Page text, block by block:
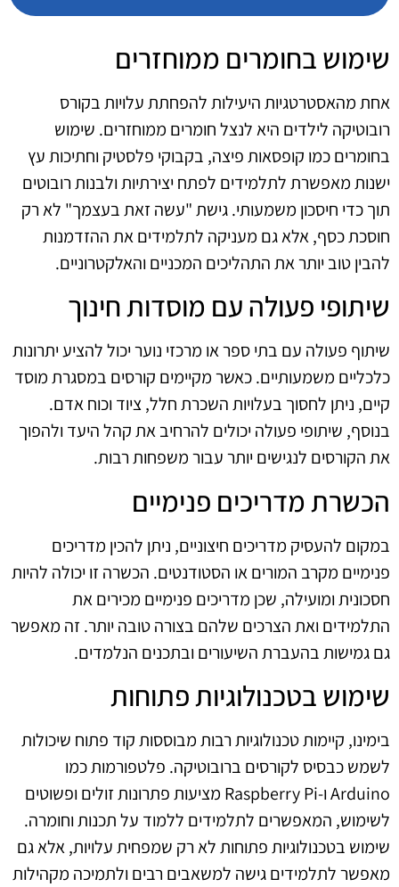
שימוש בחומרים ממוחזרים
אחת מהאסטרטגיות היעילות להפחתת עלויות בקורס
רובוטיקה לילדים היא לנצל חומרים ממוחזרים. שימוש
בחומרים כמו קופסאות פיצה, בקבוקי פלסטיק וחתיכות עץ
ישנות מאפשרת לתלמידים לפתח יצירתיות ולבנות רובוטים
תוך כדי חיסכון משמעותי. גישת "עשה זאת בעצמך" לא רק
חוסכת כסף, אלא גם מעניקה לתלמידים את ההזדמנות
להבין טוב יותר את התהליכים המכניים והאלקטרוניים.
שיתופי פעולה עם מוסדות חינוך
שיתוף פעולה עם בתי ספר או מרכזי נוער יכול להציע יתרונות
כלכליים משמעותיים. כאשר מקיימים קורסים במסגרת מוסד
קיים, ניתן לחסוך בעלויות השכרת חלל, ציוד וכוח אדם.
בנוסף, שיתופי פעולה יכולים להרחיב את קהל היעד ולהפוך
את הקורסים לנגישים יותר עבור משפחות רבות.
הכשרת מדריכים פנימיים
במקום להעסיק מדריכים חיצוניים, ניתן להכין מדריכים
פנימיים מקרב המורים או הסטודנטים. הכשרה זו יכולה להיות
חסכונית ומועילה, שכן מדריכים פנימיים מכירים את
התלמידים ואת הצרכים שלהם בצורה טובה יותר. זה מאפשר
גם גמישות בהעברת השיעורים ובתכנים הנלמדים.
שימוש בטכנולוגיות פתוחות
בימינו, קיימות טכנולוגיות רבות מבוססות קוד פתוח שיכולות
לשמש כבסיס לקורסים ברובוטיקה. פלטפורמות כמו
Arduino ו-Raspberry Pi מציעות פתרונות זולים ופשוטים
לשימוש, המאפשרים לתלמידים ללמוד על תכנות וחומרה.
שימוש בטכנולוגיות פתוחות לא רק שמפחית עלויות, אלא גם
מאפשר לתלמידים גישה למשאבים רבים ולתמיכה מקהילות